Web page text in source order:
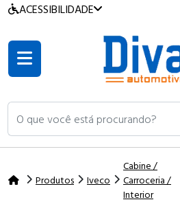
ACESSIBILIDADE
O que você está procurando?
Produtos Iveco
Cabine /
Carroceria /
Interior